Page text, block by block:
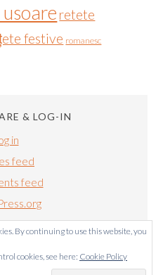
retete
festive romanesc
& LOG-IN
in
feed
feed
By continuing to use this website, you
cookies, see here: Cookie Policy